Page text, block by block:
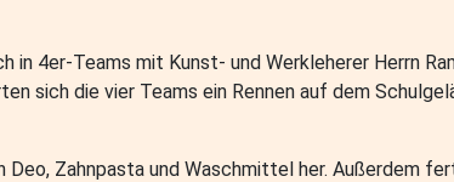
in 4er-Teams mit Kunst- und Werkleherer Herrn
sich die vier Teams ein Rennen auf dem
Zahnpasta und Waschmittel her. Außerdem